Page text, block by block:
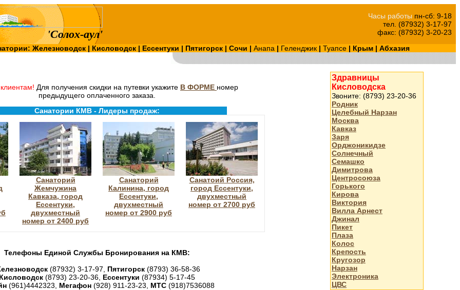
'Солох-аул'
Часы работы пн-сб: 9-18
тел. (87932) 3-17-97
факс: (87932) 3-20-23
Железноводск| Кисловодск | Ессентуки | Пятигорск| Сочи | Анапа | Геленджик | Туапсе| Крым| Абхазия
Для получения скидки на путевки укажите В ФОРМЕ номер
предыдущего оплаченного заказа.
Санатории КМВ - Лидеры продаж:
Санаторий
Жемчужина
Кавказа, город
Ессентуки,
двухместный
номер от 2400 руб
Санаторий
Калинина, город
Ессентуки,
двухместный
номер от 2900 руб
Санатоий Россия,
город Ессентуки,
двухместный
номер от 2700 руб
Телефоны Единой Службы Бронирования на КМВ:
(87932) 3-17-97, Пятигорск (8793) 36-58-36
(8793) 23-20-36, Ессентуки (87934) 5-17-45
(961)4442323, Мегафон (928) 911-23-23, МТС (918)7536088
Здравницы
Кисловодска
Звоните: (8793) 23-20-36
Родник
Целебный Нарзан
Москва
Кавказ
Заря
Орджоникидзе
Солнечный
Семашко
Димитрова
Центросоюза
Горького
Кирова
Виктория
Вилла Арнест
Джинал
Пикет
Плаза
Колос
Крепость
Кругозор
Нарзан
Электроника
ЦВС